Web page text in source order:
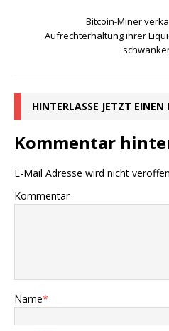
Bitcoin-Miner
Aufrechterhaltung ihrer
HINTERLASSE JETZT
Kommentar
E-Mail Adresse wird nicht
Kommentar
Name*